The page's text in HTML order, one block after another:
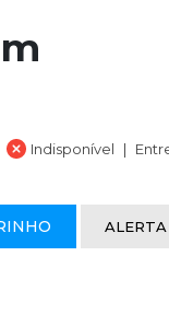
Indisponível